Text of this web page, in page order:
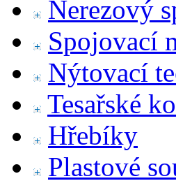
Nerezový
Spojovací
Nýtovací
Tesařské
Hřebíky
Plastové